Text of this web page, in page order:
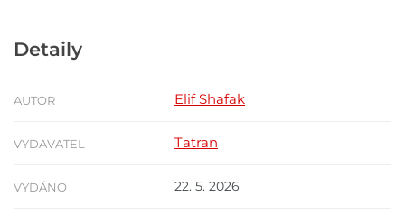
Detaily
AUTOR Elif Shafak
VYDAVATEL Tatran
VYDÁNO 22. 5. 2026